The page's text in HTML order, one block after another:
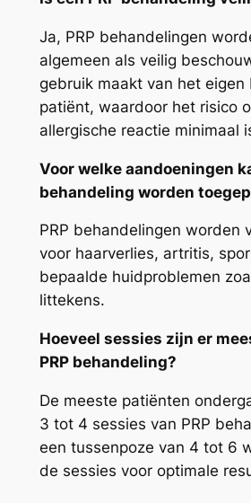
Ja, PRP behandelingen
algemeen als veilig
gebruik maakt van het eigen
patiënt, waardoor het risico
allergische reactie minimaal
Voor welke aandoeningen
behandeling worden
PRP behandelingen worden
voor haarverlies, artritis,
bepaalde huidproblemen
littekens.
Hoeveel sessies zijn er
PRP behandeling?
De meeste patiënten
3 tot 4 sessies van PRP
een tussenpoze van 4 tot 6
de sessies voor optimale